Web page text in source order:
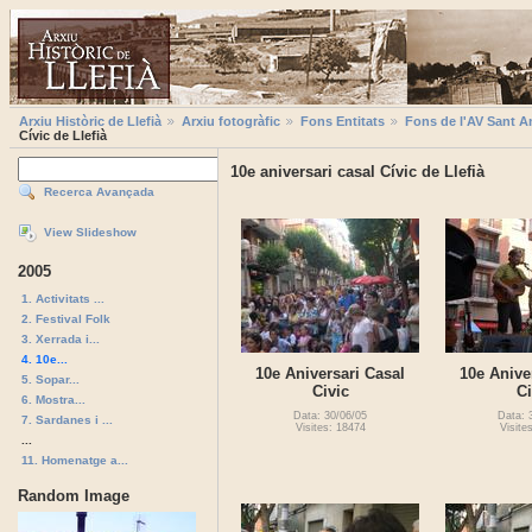
Arxiu Històric de Llefià Arxiu fotogràfic Fons Entitats
Fons de l'AV Sant
Cívic de Llefià
Recerca Avançada
View Slideshow
2005
1. Activitats ...
2. Festival Folk
3. Xerrada i...
4. 10e...
5. Sopar...
6. Mostra...
7. Sardanes i ...
11. Homenatge a...
Random Image
10e aniversari casal Cívic de Llefià
10e Aniversari Casal
Civic
Data: 30/06/05
Visites: 18474
10e
Data: